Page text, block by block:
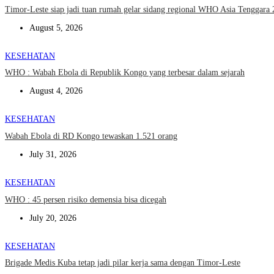
Timor-Leste siap jadi tuan rumah gelar sidang regional WHO Asia Tenggara
August 5, 2026
KESEHATAN
WHO : Wabah Ebola di Republik Kongo yang terbesar dalam sejarah
August 4, 2026
KESEHATAN
Wabah Ebola di RD Kongo tewaskan 1.521 orang
July 31, 2026
KESEHATAN
WHO : 45 persen risiko demensia bisa dicegah
July 20, 2026
KESEHATAN
Brigade Medis Kuba tetap jadi pilar kerja sama dengan Timor-Leste